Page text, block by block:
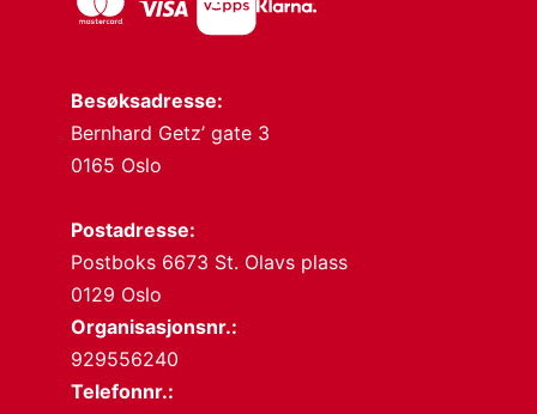
Besøksadresse:
Bernhard Getz’ gate 3
0165 Oslo
Postadresse:
Postboks 6673 St. Olavs plass
0129 Oslo
Organisasjonsnr.:
929556240
Telefonnr.: